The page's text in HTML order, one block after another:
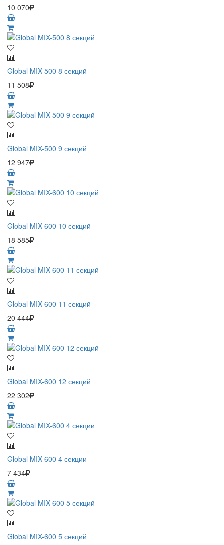
10 070
Global MIX-500 8 секций
11 508
Global MIX-500 9 секций
12 947
Global MIX-600 10 секций
18 585
Global MIX-600 11 секций
20 444
Global MIX-600 12 секций
22 302
Global MIX-600 4 секции
7 434
Global MIX-600 5 секций